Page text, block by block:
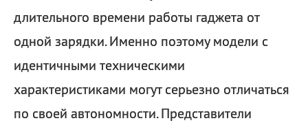
длительного времени работы гаджета от
одной зарядки. Именно поэтому модели с
идентичными техническими
характеристиками могут серьезно отличаться
по своей автономности. Представители